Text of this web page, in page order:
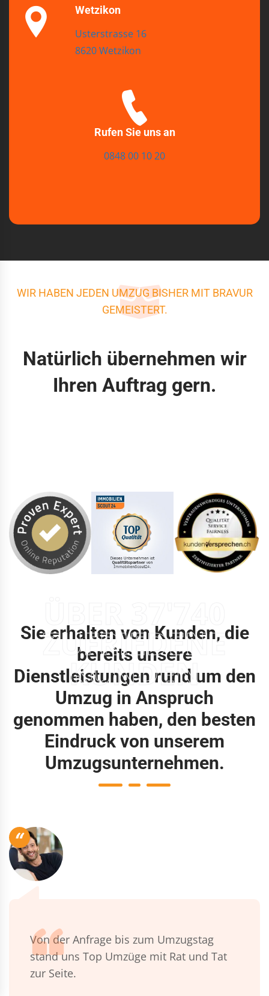
Wetzikon
Usterstrasse 16
8620 Wetzikon
Rufen Sie uns an
0848 00 10 20
WIR HABEN JEDEN UMZUG BISHER MIT BRAVUR
GEMEISTERT.
Natürlich übernehmen wir
Ihren Auftrag gern.
ZUFRIEDENE
KUNDEN
Sie erhalten von Kunden, die
bereits unsere
Dienstleistungen rund um den
Umzug in Anspruch
genommen haben, den besten
Eindruck von unserem
Umzugsunternehmen.
“
Von der Anfrage bis zum Umzugstag
stand uns Top Umzüge mit Rat und Tat
zur Seite.